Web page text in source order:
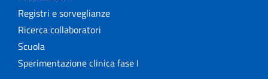
Registri e sorveglianze
Ricerca collaboratori
Scuola
Sperimentazione clinica fase I